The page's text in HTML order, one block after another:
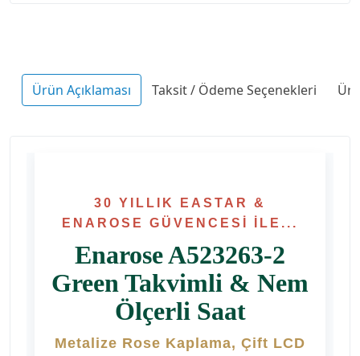
Ürün Açıklaması Taksit / Ödeme Seçenekleri
30 YILLIK EASTAR &
ENAROSE GÜVENCESI İLE...
Enarose A523263-2
Green Takvimli & Nem
Ölçerli Saat
Metalize Rose Kaplama, Çift LCD